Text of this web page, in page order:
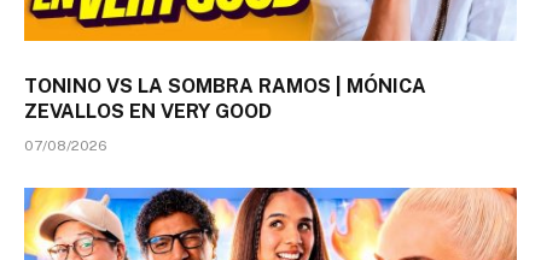
TONINO VS LA SOMBRA RAMOS | MÓNICA
ZEVALLOS EN VERY GOOD
07/08/2026